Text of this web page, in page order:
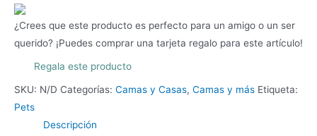
para
refrescar
Mascotas
¿Crees que este producto es perfecto para un amigo o un ser
querido? ¡Puedes comprar una tarjeta regalo para este artículo!
Regala este producto
SKU: N/D Categorías: Camas y Casas, Camas y más Etiqueta:
Pets
Descripción